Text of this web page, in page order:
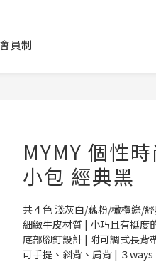
會員制
MYMY 個性
小包 經典黑
共４色 淺灰白/藕粉/橄欖綠/
細緻牛皮材質 | 小巧且有挺度
底部腳釘設計 | 附可調式長背
可手提、斜背、肩背 | ３